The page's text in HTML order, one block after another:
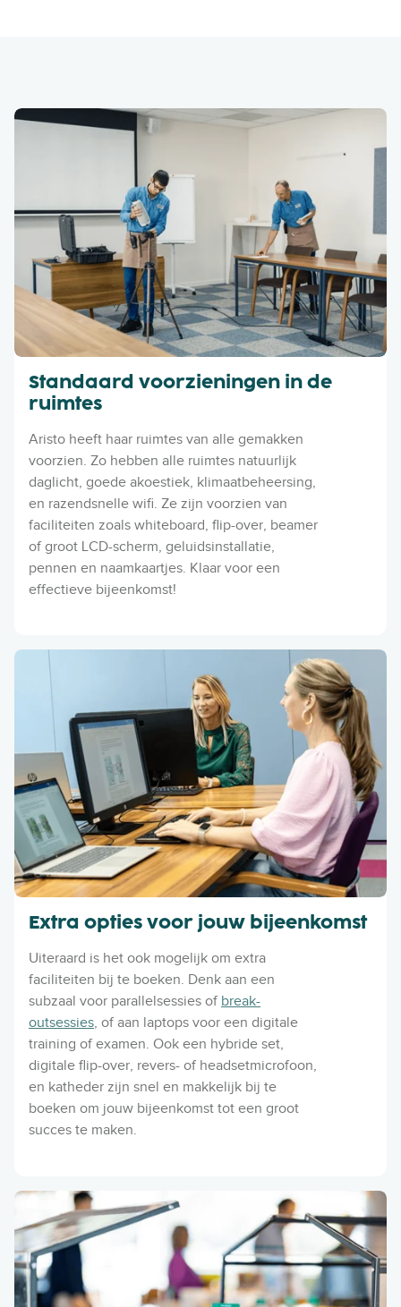
Standaard voorzieningen in de
ruimtes
Aristo heeft haar ruimtes van alle gemakken
voorzien. Zo hebben alle ruimtes natuurlijk
daglicht, goede akoestiek, klimaatbeheersing,
en razendsnelle wifi. Ze zijn voorzien van
faciliteiten zoals whiteboard, flip-over, beamer
of groot LCD-scherm, geluidsinstallatie,
pennen en naamkaartjes. Klaar voor een
effectieve bijeenkomst!
Extra opties voor jouw bijeenkomst
Uiteraard is het ook mogelijk om extra
faciliteiten bij te boeken. Denk aan een
subzaal voor parallelsessies of break-
outsessies, of aan laptops voor een digitale
training of examen. Ook een hybride set,
digitale flip-over, revers- of headsetmicrofoon,
en katheder zijn snel en makkelijk bij te
boeken om jouw bijeenkomst tot een groot
succes te maken.